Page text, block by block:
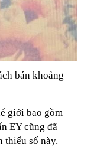
bán khoảng
giới bao gồm
EY cũng đã
thiểu số này.